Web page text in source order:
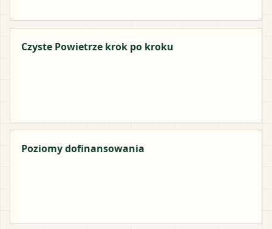
Czyste Powietrze krok po kroku
Poziomy dofinansowania